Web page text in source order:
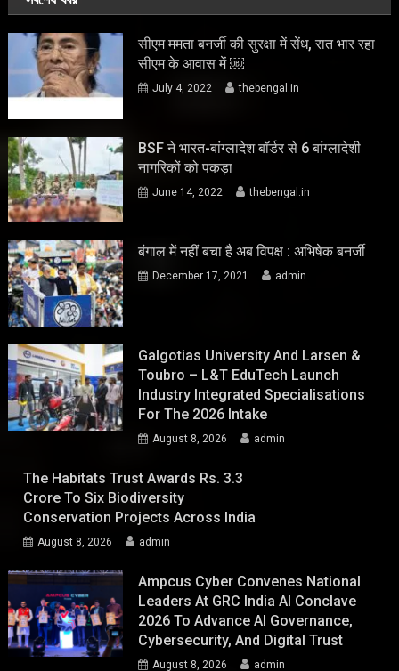
सीएम ममता बनर्जी की सुरक्षा में सेंध, रात भार रहा
सीएम के आवास में ￼
July 4, 2022 thebengal.in
BSF ने भारत-बांग्लादेश बॉर्डर से 6 बांग्लादेशी
नागरिकों को पकड़ा
June 14, 2022 thebengal.in
बंगाल में नहीं बचा है अब विपक्ष : अभिषेक बनर्जी
December 17, 2021 admin
Galgotias University And Larsen &
Toubro – L&T EduTech Launch
Industry Integrated Specialisations
For The 2026 Intake
August 8, 2026 admin
The Habitats Trust Awards Rs. 3.3
Crore To Six Biodiversity
Conservation Projects Across India
August 8, 2026 admin
Ampcus Cyber Convenes National
Leaders At GRC India AI Conclave
2026 To Advance AI Governance,
Cybersecurity, And Digital Trust
August 8, 2026 admin